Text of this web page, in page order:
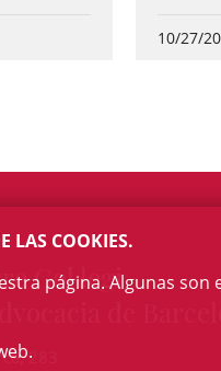
10/27/
Col·legi
283
LAS COOKIES.
página. Algunas